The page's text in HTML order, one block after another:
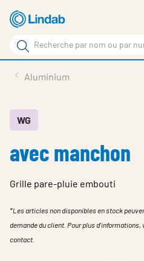
Aller
au
contenu
principal
Rechercher
Rechercher
sur
site
En vedette
Identification
Aluminium
WG
avec manchon
Grille pare-pluie embouti
*Les articles non disponibles en stock
demande du client. Pour plus
contact.